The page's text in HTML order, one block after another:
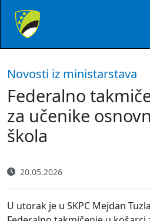
Novosti iz ministarstava
Federalno
za učenike
škola
20.05.2026
U utorak je u SKPC Mejdan